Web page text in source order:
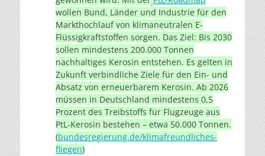
wollen Bund, Länder und Industrie für den
Markthochlauf von klimaneutralen E-
Flüssigkraftstoffen sorgen. Das Ziel: Bis 2030
sollen mindestens 200.000 Tonnen
nachhaltiges Kerosin entstehen. Es gelten in
Zukunft verbindliche Ziele für den Ein- und
Absatz von erneuerbarem Kerosin. Ab 2026
müssen in Deutschland mindestens 0,5
Prozent des Treibstoffs für Flugzeuge aus
PtL-Kerosin bestehen – etwa 50.000 Tonnen.
(bundesregierung.de/klimafreundliches-
fliegen)